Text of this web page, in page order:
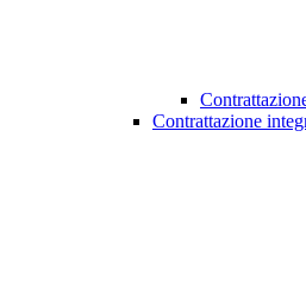
Contrattazione